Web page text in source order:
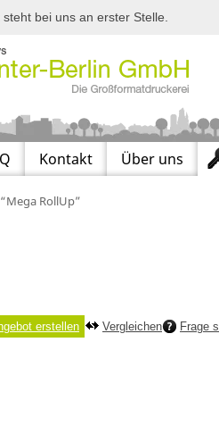
bei uns an erster Stelle.
Kontakt Über uns
RollUp”
erstellen Vergleichen
Frage